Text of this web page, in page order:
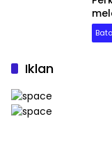
Iklan